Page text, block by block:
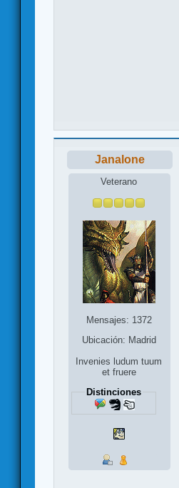
Janalone
Veterano
Mensajes: 1372
Ubicación: Madrid
Invenies ludum tuum
et fruere
Distinciones